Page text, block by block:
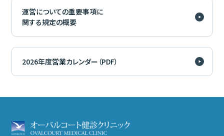
運営についての重要事項に
関する規定の概要
2026年度営業カレンダー（PDF）